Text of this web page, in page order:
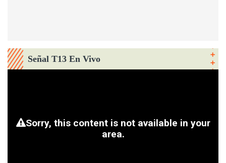
Señal T13 En Vivo